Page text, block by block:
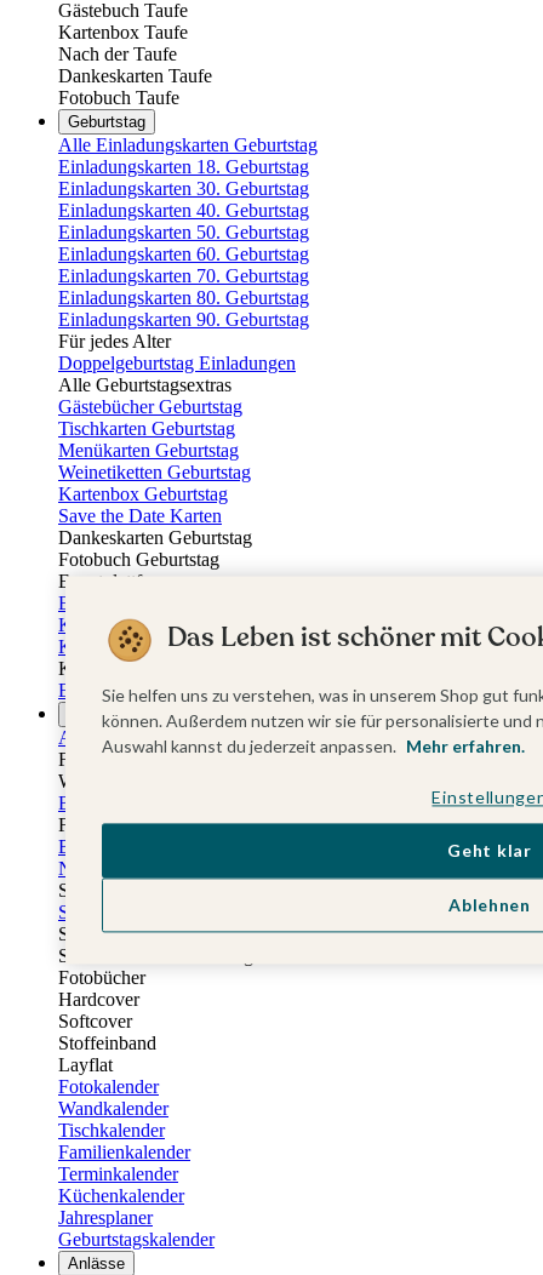
Gästebuch Taufe
Kartenbox Taufe
Nach der Taufe
Dankeskarten Taufe
Fotobuch Taufe
Geburtstag
Alle Einladungskarten Geburtstag
Einladungskarten 18. Geburtstag
Einladungskarten 30. Geburtstag
Einladungskarten 40. Geburtstag
Einladungskarten 50. Geburtstag
Einladungskarten 60. Geburtstag
Einladungskarten 70. Geburtstag
Einladungskarten 80. Geburtstag
Einladungskarten 90. Geburtstag
Für jedes Alter
Doppelgeburtstag Einladungen
Alle Geburtstagsextras
Gästebücher Geburtstag
Tischkarten Geburtstag
Menükarten Geburtstag
Weinetiketten Geburtstag
Kartenbox Geburtstag
Save the Date Karten
Dankeskarten Geburtstag
Fotobuch Geburtstag
Eventplattform
Einladungskarten Kindergeburtstag
Kindergeburtstag Jungen
Kindergeburtstag Mädchen
Kindergeburtstag Unisex
Einladungskarten 1. Geburtstag
Fotogeschenke
Alle Fotogeschenke
Fotobücher
Wandbilder & Poster
Bilderboxen
Fotohalter
Bilderrahmen
Notizbücher
Stoffeinband mit Foto
Softcover mit Foto
Stoffeinband mit Veredelung
Softcover mit Veredelung
Fotobücher
Hardcover
Softcover
Stoffeinband
Layflat
Fotokalender
Wandkalender
Tischkalender
Familienkalender
Terminkalender
Küchenkalender
Jahresplaner
Geburtstagskalender
Anlässe
Das Leben ist schöner mit
Sie helfen uns zu verstehen, was in unserem Shop gut
können. Außerdem nutzen wir sie für personalisierte
Auswahl kannst du jederzeit anpassen. Mehr erfahren.
Ablehnen
Geht klar